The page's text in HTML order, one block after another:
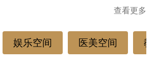
查看更多
娱乐空间 医美空间 教